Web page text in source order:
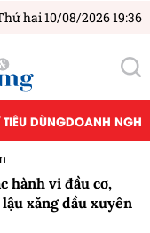
hai 10/08/2026 19:36
DÙNGDOANH
hành vi đầu cơ,
xăng dầu xuyên